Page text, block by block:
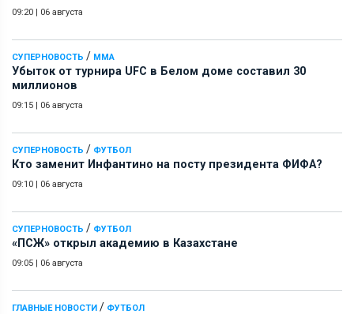
09:20 | 06 августа
СУПЕРНОВОСТЬ / ММА
Убыток от турнира UFC в Белом доме составил 30
миллионов
09:15 | 06 августа
СУПЕРНОВОСТЬ / ФУТБОЛ
Кто заменит Инфантино на посту президента ФИФА?
09:10 | 06 августа
СУПЕРНОВОСТЬ / ФУТБОЛ
«ПСЖ» открыл академию в Казахстане
09:05 | 06 августа
ГЛАВНЫЕ НОВОСТИ / ФУТБОЛ